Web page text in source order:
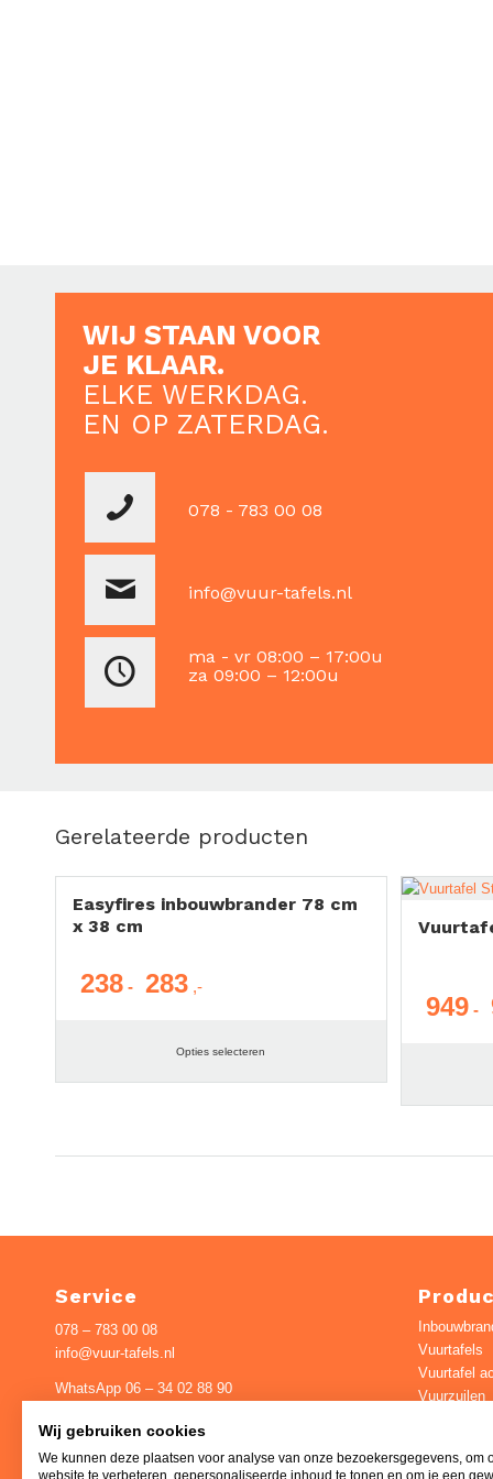
WIJ STAAN VOOR
JE KLAAR.
ELKE WERKDAG.
EN OP ZATERDAG.
078 - 783 00 08
info@vuur-tafels.nl
ma - vr 08:00 – 17:00u
za 09:00 – 12:00u
Gerelateerde producten
Easyfires inbouwbrander 78 cm
x 38 cm
238 - 283Prijsklasse:
€ 283
Opties selecteren
949 -
Service
078 – 783 00 08
info@vuur-tafels.nl
WhatsApp 06 – 34 02 88 90
Pieter Zeemanweg 16
Vuurtafels
Vuurtafel
Vuurzuilen
Pizza-
Wij gebruiken cookies
We kunnen deze plaatsen voor analyse van onze bezoekersgegevens, om
website te verbeteren, gepersonaliseerde inhoud te tonen en om je een